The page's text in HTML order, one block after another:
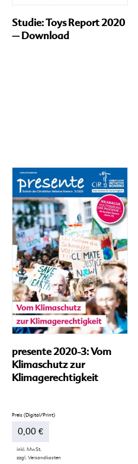
Studie: Toys Report 2020
– Download
presente 2020-3: Vom
Klimaschutz zur
Klimagerechtigkeit
0,00 €
inkl. MwSt.
zzgl. Versandkosten